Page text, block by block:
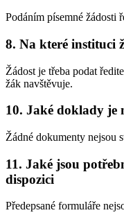
Podáním písemné žádosti
8. Na které instituci
Žádost je třeba podat
žák navštěvuje.
10. Jaké doklady je
Žádné dokumenty nejsou
11. Jaké jsou
dispozici
Předepsané formuláře